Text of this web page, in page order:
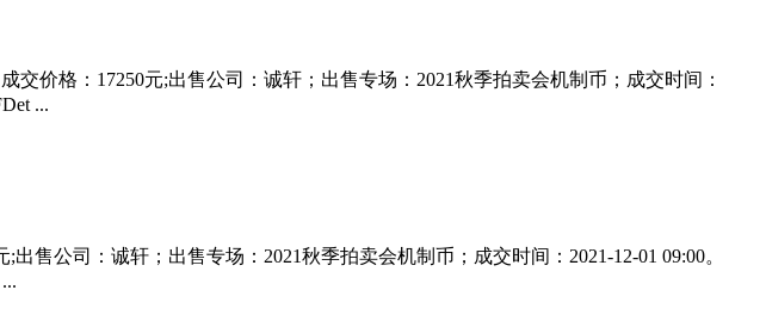
交价格：17250元;出售公司：诚轩；出售专场：2021秋季拍卖会机制币；成交时间：
...
售公司：诚轩；出售专场：2021秋季拍卖会机制币；成交时间：2021-12-01 09:00。